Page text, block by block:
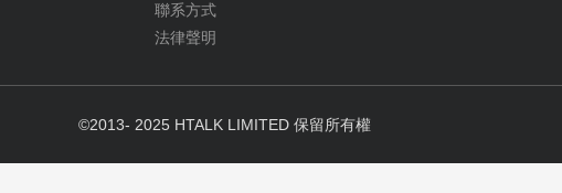
聯系方式
法律聲明
©2013- 2025 HTALK LIMITED 保留所有權